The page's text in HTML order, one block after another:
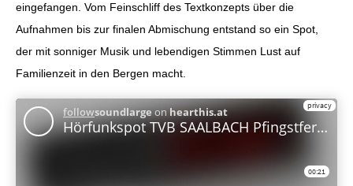
eingefangen. Vom Feinschliff des Textkonzepts über die
Aufnahmen bis zur finalen Abmischung entstand so ein Spot,
der mit sonniger Musik und lebendigen Stimmen Lust auf
Familienzeit in den Bergen macht.